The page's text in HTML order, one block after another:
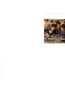
prix,
et